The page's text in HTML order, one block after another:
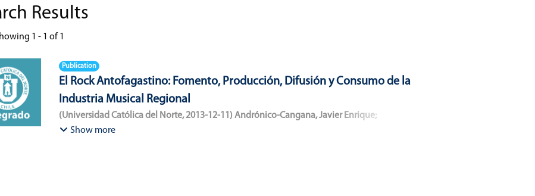
Results
1 - 1 of 1
Publication
El Rock Antofagastino: Fomento, Producción, Difusión y Consumo de la
Industria Musical Regional
(Universidad Católica del Norte,2013-12-11)Andrónico-Cangana, Javier Enrique;
Bracamonte-Aballai, Carlos Pascual
Show more